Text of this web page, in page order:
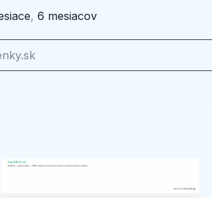
,6 mesiacov
Price
produkt